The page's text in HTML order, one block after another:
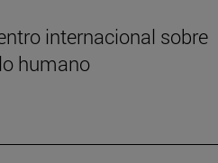
internacional sobre
humano